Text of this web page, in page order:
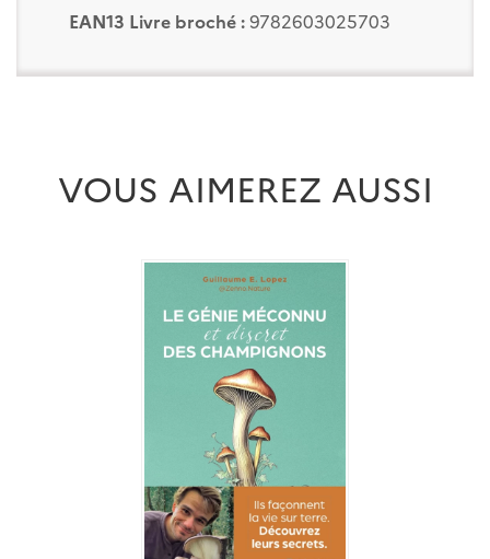
EAN13 Livre broché :9782603025703
VOUS AIMEREZ AUSSI